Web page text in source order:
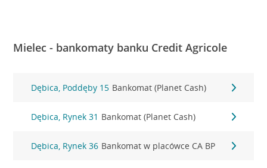
Mielec - bankomaty banku Credit Agricole
Dębica, Poddęby 15 Bankomat (Planet Cash)
Dębica, Rynek 31 Bankomat (Planet Cash)
Dębica, Rynek 36 Bankomat w placówce CA BP